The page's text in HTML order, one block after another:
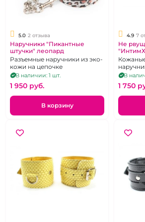
5.0 2 отзыва
Наручники "Пикантные
штучки" леопард
Разъемные наручники из эко-
кожи на цепочке
В наличии: 1 шт.
1 950 pуб.
В корзину
4.9 7
Не
реально
В
1 750